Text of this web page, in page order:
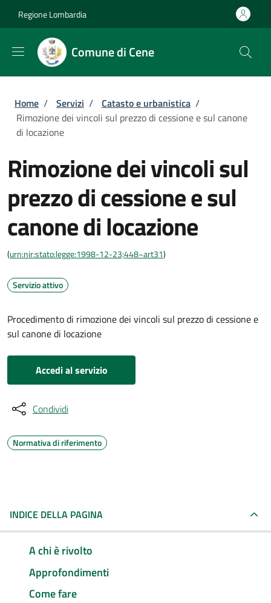
Regione Lombardia
Comune di Cene
Briciole di pane
Home / Servizi / Catasto e urbanistica /
Rimozione dei vincoli sul prezzo di cessione e sul canone
di locazione
Rimozione dei vincoli sul
prezzo di cessione e sul
canone di locazione
(urn:nir:stato:legge:1998-12-23;448~art31)
Servizio attivo
Procedimento di rimozione dei vincoli sul prezzo di cessione e
sul canone di locazione
Accedi al servizio
Condividi
Normativa di riferimento
INDICE DELLA PAGINA
A chi è rivolto
Approfondimenti
Come fare